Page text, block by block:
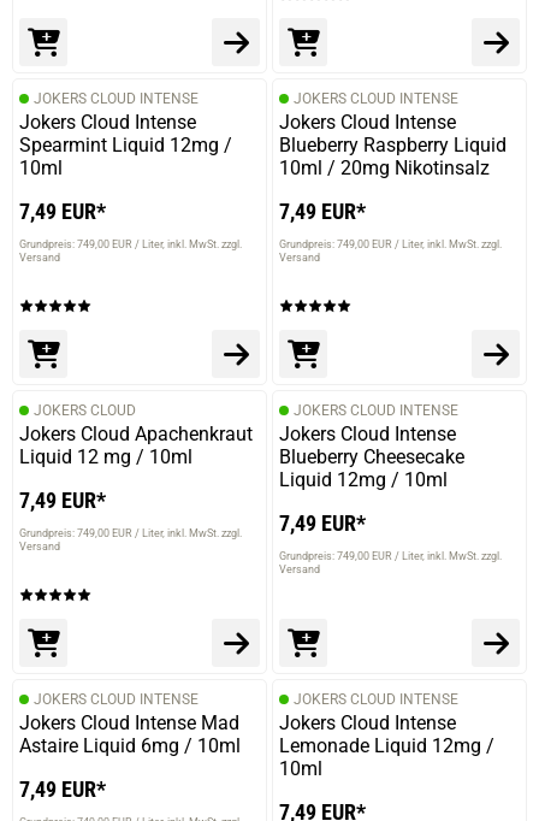
JOKERS CLOUD INTENSE
Jokers Cloud Intense
Spearmint Liquid 12mg /
10ml
7,49 EUR*
Grundpreis: 749,00 EUR / Liter inkl. MwSt. zzgl.
Versand
JOKERS CLOUD INTENSE
Jokers Cloud Intense
Blueberry Raspberry Liquid
10ml / 20mg Nikotinsalz
7,49 EUR*
Grundpreis: 749,00 EUR / Liter inkl. MwSt. zzgl.
Versand
JOKERS CLOUD
Jokers Cloud Apachenkraut
Liquid 12 mg / 10ml
7,49 EUR*
Grundpreis: 749,00 EUR / Liter inkl. MwSt. zzgl.
Versand
JOKERS CLOUD INTENSE
Jokers Cloud Intense
Blueberry Cheesecake
Liquid 12mg / 10ml
7,49 EUR*
Grundpreis: 749,00 EUR / Liter inkl. MwSt. zzgl.
Versand
JOKERS CLOUD INTENSE
Jokers Cloud Intense Mad
Astaire Liquid 6mg / 10ml
7,49 EUR*
JOKERS CLOUD INTENSE
Jokers Cloud Intense
Lemonade Liquid 12mg /
10ml
7,49 EUR*